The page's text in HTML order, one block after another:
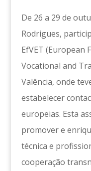
De 26 a 29 de
Rodrigues,
EfVET (European
Vocational and
Valência, onde
estabelecer
europeias. Esta
promover e
técnica e
cooperação